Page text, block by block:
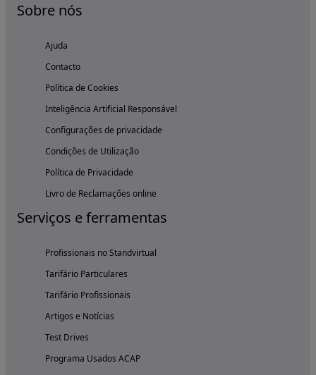
Sobre nós
Ajuda
Contacto
Política de Cookies
Inteligência Artificial Responsável
Configurações de privacidade
Condições de Utilização
Política de Privacidade
Livro de Reclamações online
Serviços e ferramentas
Profissionais no Standvirtual
Tarifário Particulares
Tarifário Profissionais
Artigos e Notícias
Test Drives
Programa Usados ACAP